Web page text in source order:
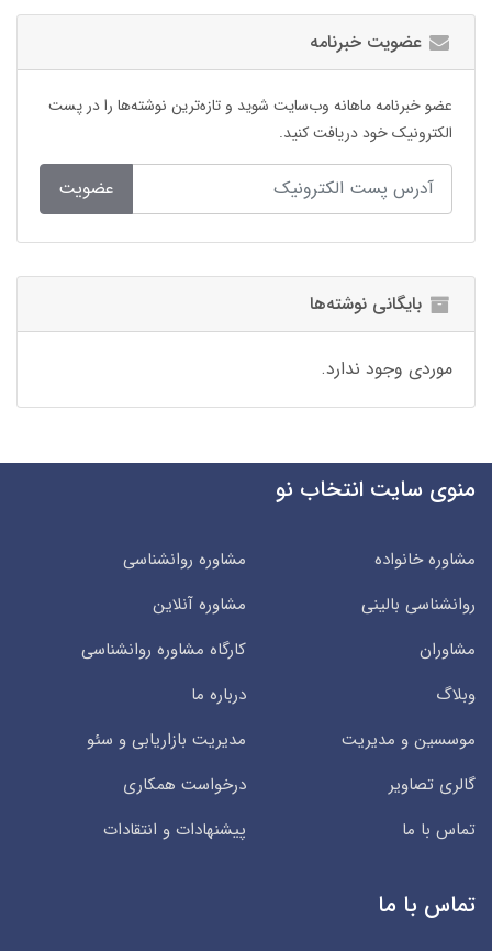
عضویت خبرنامه
عضو خبرنامه ماهانه وب‌سایت شوید و تازه‌ترین نوشته‌ها را در پست
الکترونیک خود دریافت کنید.
عضویت
بایگانی نوشته‌ها
موردی وجود ندارد.
منوی سایت انتخاب نو
مشاوره خانواده
مشاوره روانشناسی
روانشناسی بالینی
مشاوره آنلاین
مشاوران
کارگاه مشاوره روانشناسی
وبلاگ
درباره ما
موسسین و مدیریت
مدیریت بازاریابی و سئو
گالری تصاویر
درخواست همکاری
تماس با ما
پیشنهادات و انتقادات
تماس با ما